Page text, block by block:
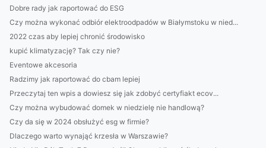
Dobre rady jak raportować do ESG
Czy można wykonać odbiór elektroodpadów w Białymstoku w nied...
2022 czas aby lepiej chronić środowisko
kupić klimatyzację? Tak czy nie?
Eventowe akcesoria
Radzimy jak raportować do cbam lepiej
Przeczytaj ten wpis a dowiesz się jak zdobyć certyfiakt ecov...
Czy można wybudować domek w niedzielę nie handlową?
Czy da się w 2024 obsłużyć esg w firmie?
Dlaczego warto wynająć krzesła w Warszawie?